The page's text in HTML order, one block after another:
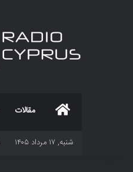
مقالات
شنبه, ۱۷ مرداد ۱۴۰۵